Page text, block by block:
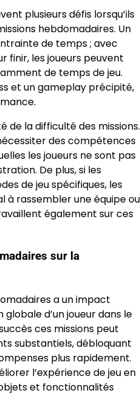
plusieurs défis lorsqu’ils
hebdomadaires. Un
de temps ; avec
finir, les joueurs peuvent
de temps de jeu.
et un gameplay précipité,
de la difficulté des missions.
des compétences
les joueurs ne sont pas
De plus, si les
de jeu spécifiques, les
à rassembler une équipe ou
également sur ces
sur la
a un impact
d’un joueur dans le
ces missions peut
substantiels, débloquant
plus rapidement.
l’expérience de jeu en
et fonctionnalités